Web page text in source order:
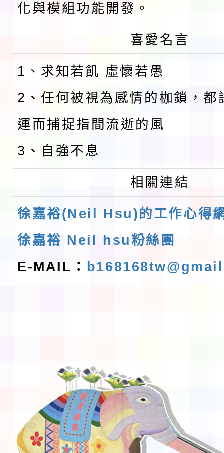
化與模組功能開發。
喜愛名言
1、求知若飢 虛懷若愚
2、任何被視為感情的枷鎖，都
運而捕捉指間流逝的風
3、自強不息
相關連結
徐嘉裕(Neil Hsu)的工作心得
徐嘉裕 Neil hsu粉絲團
E-MAIL：